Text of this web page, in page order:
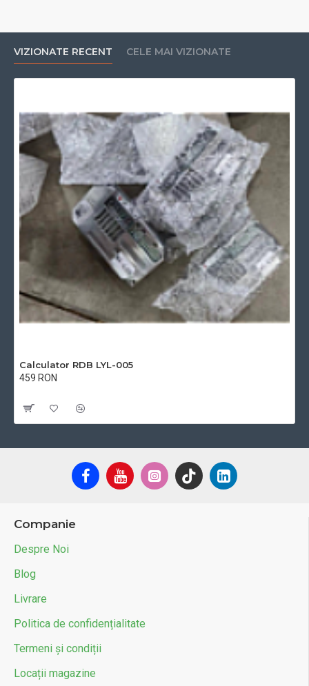
VIZIONATE RECENT CELE MAI VIZIONATE
Calculator RDB LYL-005
459 RON
Companie
Despre Noi
Blog
Livrare
Politica de confidențialitate
Termeni și condiții
Locații magazine